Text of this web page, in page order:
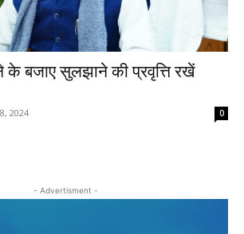
के बजाए सुलझाने की प्रवृत्ति रखें
2024 0
- Advertisment -